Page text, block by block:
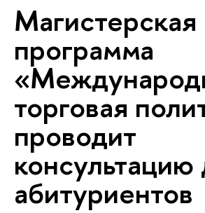
Магистерская
программа
торговая
проводит
консультацию
абитуриентов